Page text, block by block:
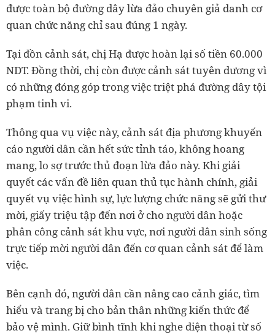
được toàn bộ đường dây lừa đảo chuyên giả danh cơ
quan chức năng chỉ sau đúng 1 ngày.
Tại đồn cảnh sát, chị Hạ được hoàn lại số tiền 60.000
NDT. Đồng thời, chị còn được cảnh sát tuyên dương vì
có những đóng góp trong việc triệt phá đường dây tội
phạm tinh vi.
Thông qua vụ việc này, cảnh sát địa phương khuyến
cáo người dân cần hết sức tỉnh táo, không hoang
mang, lo sợ trước thủ đoạn lừa đảo này. Khi giải
quyết các vấn đề liên quan thủ tục hành chính, giải
quyết vụ việc hình sự, lực lượng chức năng sẽ gửi thư
mời, giấy triệu tập đến nơi ở cho người dân hoặc
phân công cảnh sát khu vực, nơi người dân sinh sống
trực tiếp mời người dân đến cơ quan cảnh sát để làm
việc.
Bên cạnh đó, người dân cần nâng cao cảnh giác, tìm
hiểu và trang bị cho bản thân những kiến thức để
bảo vệ mình. Giữ bình tĩnh khi nghe điện thoại từ số